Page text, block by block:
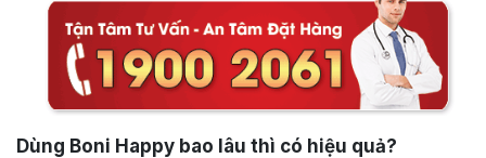
Dùng Boni Happy bao lâu thì có hiệu quả?